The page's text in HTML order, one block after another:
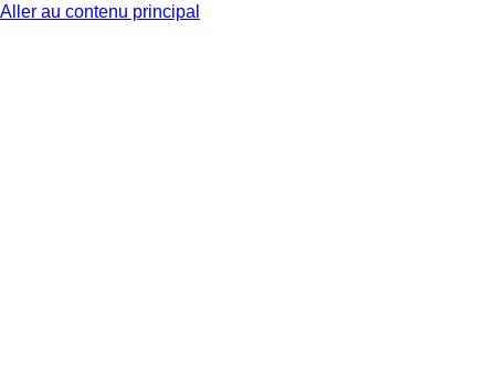
Aller au contenu principal